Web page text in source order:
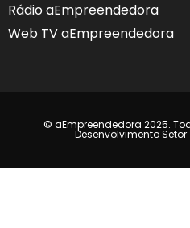
Rádio aEmpreendedora
Web TV aEmpreendedora
© aEmpreendedora 2025.
Desenvolvimento